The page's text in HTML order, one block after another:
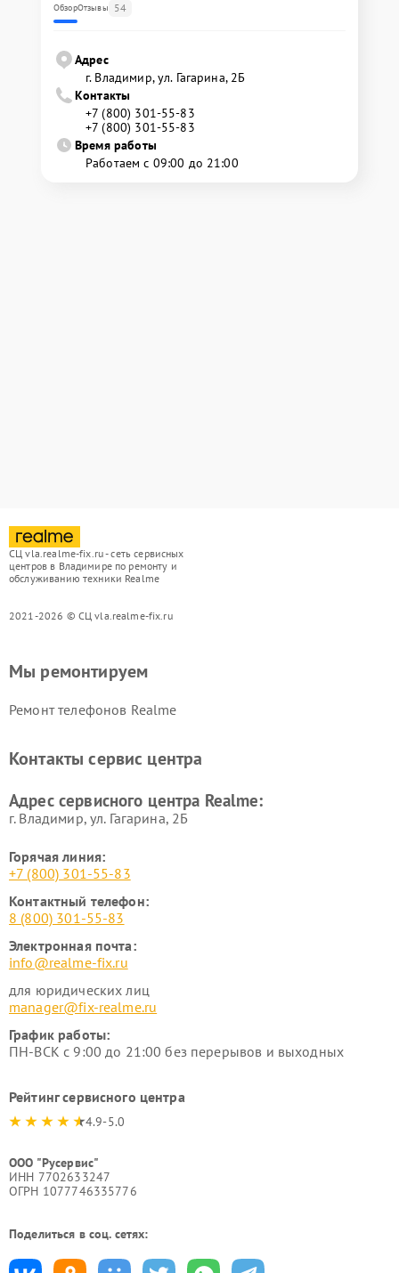
ОбзорОтзывы 54
Адрес
г. Владимир, ул. Гагарина, 2Б
Контакты
+7 (800) 301-55-83
+7 (800) 301-55-83
Время работы
Работаем с 09:00 до 21:00
СЦ vla.realme-fix.ru - сеть сервисных
центров в Владимире по ремонту и
обслуживанию техники Realme
2021-2026 © СЦ vla.realme-fix.ru
Мы ремонтируем
Ремонт телефонов Realme
Контакты сервис центра
Адрес сервисного центра Realme:
г. Владимир, ул. Гагарина, 2Б
Горячая линия:
+7 (800) 301-55-83
Контактный телефон:
8 (800) 301-55-83
Электронная почта:
info@realme-fix.ru
для юридических лиц
manager@fix-realme.ru
График работы:
ПН-ВСК с 9:00 до 21:00 без перерывов и выходных
Рейтинг сервисного центра
4.9-5.0
ООО "Русервис"
ИНН 7702633247
ОГРН 1077746335776
Поделиться в соц. сетях: